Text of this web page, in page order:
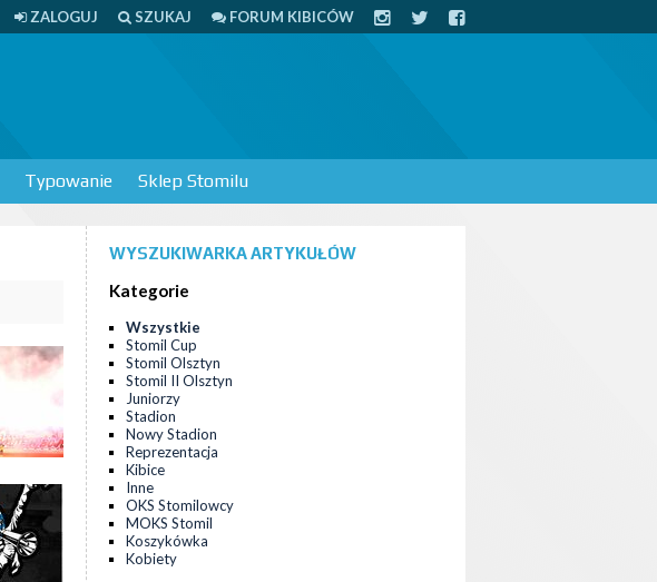
ZALOGUJ SZUKAJ FORUM KIBICÓW
Typowanie Sklep Stomilu
WYSZUKIWARKA ARTYKUŁÓW
Kategorie
Wszystkie
Stomil Cup
Stomil Olsztyn
Stomil II Olsztyn
Juniorzy
Stadion
Nowy Stadion
Reprezentacja
Kibice
Inne
OKS Stomilowcy
MOKS Stomil
Koszykówka
Kobiety